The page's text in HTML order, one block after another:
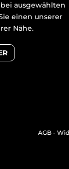
ausgewählten
einen unserer
Nähe.
AGB -